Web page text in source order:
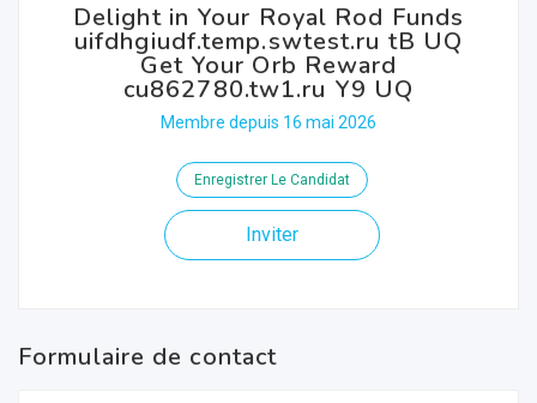
Delight in Your Royal Rod Funds
uifdhgiudf.temp.swtest.ru tB UQ
Get Your Orb Reward
cu862780.tw1.ru Y9 UQ
Membre depuis 16 mai 2026
Enregistrer Le Candidat
Inviter
Formulaire de contact